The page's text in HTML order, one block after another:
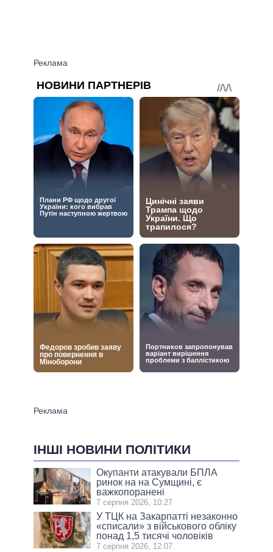
ІНШІ НОВИНИ ПОЛІТИКИ
Окупанти атакували БПЛА
ринок на на Сумщині, є
важкопоранені
7 серпня 2026, 10:27
У ТЦК на Закарпатті незаконно
«списали» з військового обліку
понад 1,5 тисячі чоловіків
7 серпня 2026, 12:07